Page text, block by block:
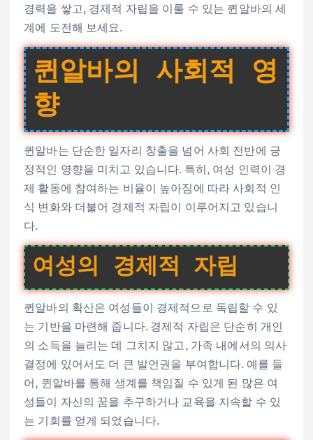
경력을 쌓고, 경제적 자립을 이룰 수 있는 퀸알바의 세
계에 도전해 보세요.
퀸알바의 사회적 영
향
퀸알바는 단순한 일자리 창출을 넘어 사회 전반에 긍
정적인 영향을 미치고 있습니다. 특히, 여성 인력이 경
제 활동에 참여하는 비율이 높아짐에 따라 사회적 인
식 변화와 더불어 경제적 자립이 이루어지고 있습니
다.
여성의 경제적 자립
퀸알바의 확산은 여성들이 경제적으로 독립할 수 있
는 기반을 마련해 줍니다. 경제적 자립은 단순히 개인
의 소득을 늘리는 데 그치지 않고, 가족 내에서의 의사
결정에 있어서도 더 큰 발언권을 부여합니다. 예를 들
어, 퀸알바를 통해 생계를 책임질 수 있게 된 많은 여
성들이 자신의 꿈을 추구하거나 교육을 지속할 수 있
는 기회를 얻게 되었습니다.